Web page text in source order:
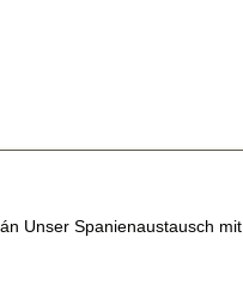
Unser Spanienaustausch mit